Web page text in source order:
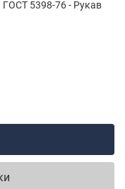
5398-76 - Рукав